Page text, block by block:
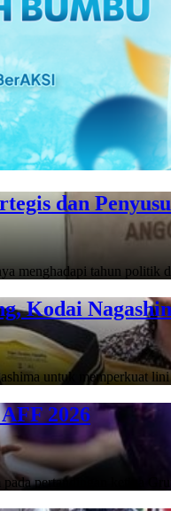
dan
menghadapi tahun politik
Kodai
untuk memperkuat
2026
pertandingan ketiga